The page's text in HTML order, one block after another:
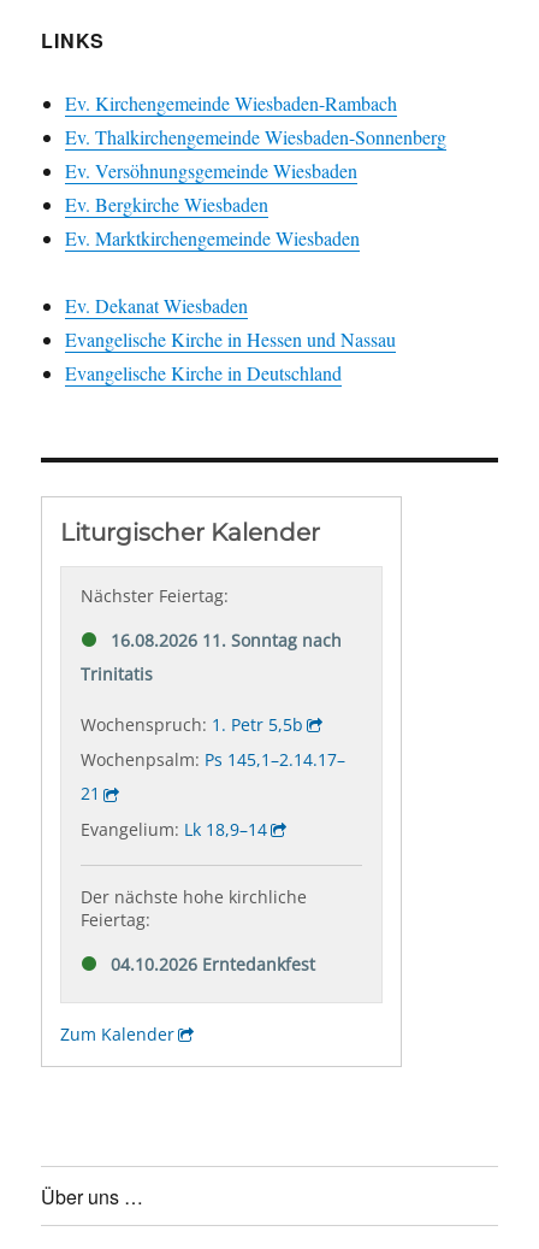
LINKS
Ev. Kirchengemeinde Wiesbaden-Rambach
Ev. Thalkirchengemeinde Wiesbaden-Sonnenberg
Ev. Versöhnungsgemeinde Wiesbaden
Ev. Bergkirche Wiesbaden
Ev. Marktkirchengemeinde Wiesbaden
Ev. Dekanat Wiesbaden
Evangelische Kirche in Hessen und Nassau
Evangelische Kirche in Deutschland
Über uns …